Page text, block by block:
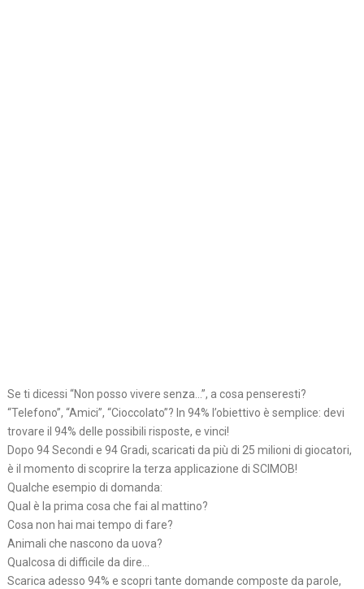
Se ti dicessi “Non posso vivere senza…”, a cosa penseresti?
“Telefono”, “Amici”, “Cioccolato”? In 94% l’obiettivo è semplice: devi
trovare il 94% delle possibili risposte, e vinci!
Dopo 94 Secondi e 94 Gradi, scaricati da più di 25 milioni di giocatori,
è il momento di scoprire la terza applicazione di SCIMOB!
Qualche esempio di domanda:
Qual è la prima cosa che fai al mattino?
Cosa non hai mai tempo di fare?
Animali che nascono da uova?
Qualcosa di difficile da dire…
Scarica adesso 94% e scopri tante domande composte da parole,